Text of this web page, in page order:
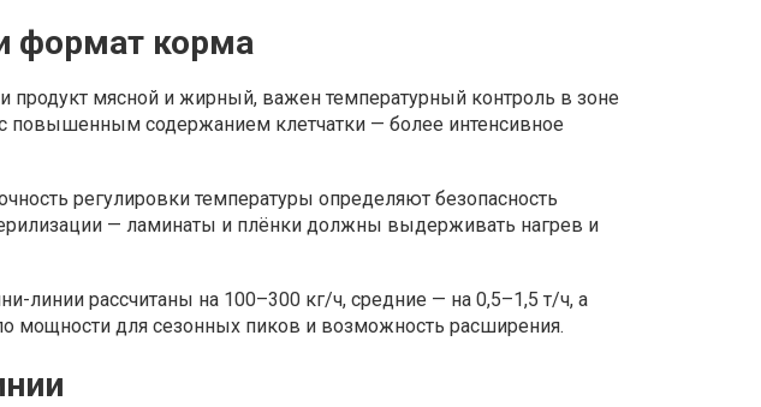
формат корма
продукт мясной и жирный, важен температурный контроль в зоне
повышенным содержанием клетчатки — более интенсивное
регулировки температуры определяют безопасность
— ламинаты и плёнки должны выдерживать нагрев и
линии рассчитаны на 100–300 кг/ч, средние — на 0,5–1,5 т/ч, а
для сезонных пиков и возможность расширения.